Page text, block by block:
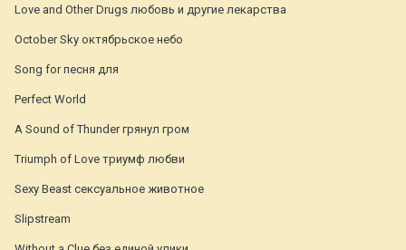
Love and Other Drugs любовь и другие лекарства
October Sky октябрьское небо
Song for песня для
Perfect World
A Sound of Thunder грянул гром
Triumph of Love триумф любви
Sexy Beast сексуальное животное
Slipstream